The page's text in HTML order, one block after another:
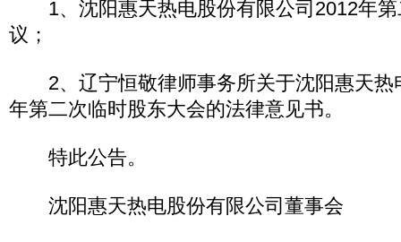
1、沈阳惠天热电股份有限公司2012年第
议；
2、辽宁恒敬律师事务所关于沈阳惠天热
年第二次临时股东大会的法律意见书。
特此公告。
沈阳惠天热电股份有限公司董事会